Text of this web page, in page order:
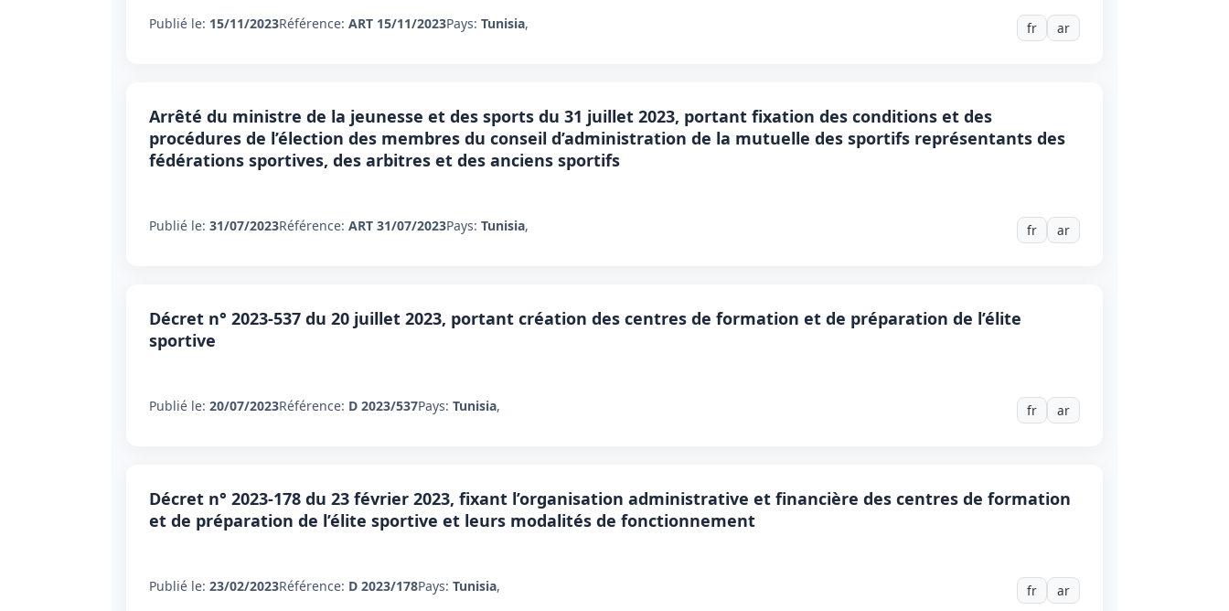
Publié le: 15/11/2023Référence: ART 15/11/2023Pays: Tunisia, fr ar
Arrêté du ministre de la jeunesse et des sports du 31 juillet 2023, portant fixation des conditions et des
procédures de l’élection des membres du conseil d’administration de la mutuelle des sportifs représentants des
fédérations sportives, des arbitres et des anciens sportifs
Publié le: 31/07/2023Référence: ART 31/07/2023Pays: Tunisia, fr ar
Décret n° 2023-537 du 20 juillet 2023, portant création des centres de formation et de préparation de l’élite
sportive
Publié le: 20/07/2023Référence: D 2023/537Pays: Tunisia, fr ar
Décret n° 2023-178 du 23 février 2023, fixant l’organisation administrative et financière des centres de formation
et de préparation de l’élite sportive et leurs modalités de fonctionnement
Publié le: 23/02/2023Référence: D 2023/178Pays: Tunisia, fr ar